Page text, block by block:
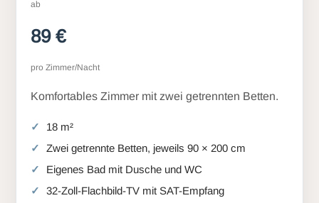
ab
89 €
pro Zimmer/Nacht
Komfortables Zimmer mit zwei getrennten Betten.
18 m²
Zwei getrennte Betten, jeweils 90 × 200 cm
Eigenes Bad mit Dusche und WC
32-Zoll-Flachbild-TV mit SAT-Empfang